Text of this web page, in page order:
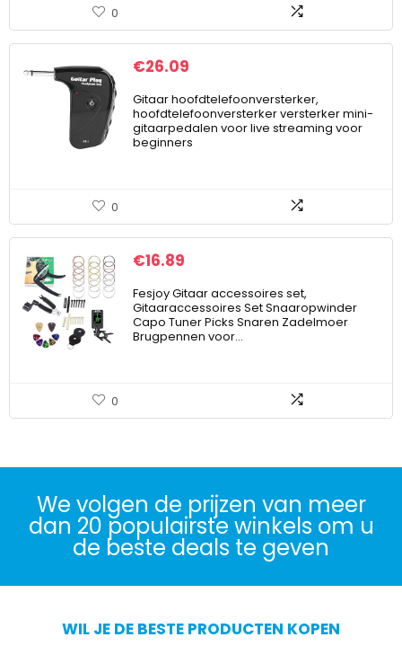
0
€26.09
Gitaar hoofdtelefoonversterker,
hoofdtelefoonversterker versterker mini-
gitaarpedalen voor live streaming voor
beginners
0
€16.89
Fesjoy Gitaar accessoires set,
Gitaaraccessoires Set Snaaropwinder
Capo Tuner Picks Snaren Zadelmoer
Brugpennen voor…
0
We volgen de prijzen van meer
dan 20 populairste winkels om u
de beste deals te geven
WIL JE DE BESTE PRODUCTEN KOPEN